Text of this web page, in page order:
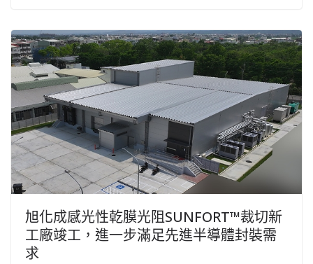
旭化成感光性乾膜光阻SUNFORT™裁切新
工廠竣工，進一步滿足先進半導體封裝需
求